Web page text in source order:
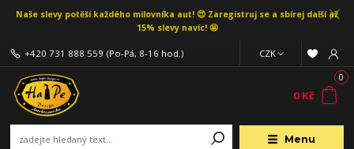
Naše slevy potěší každého milovníka aut! 😍 Zaregistruj se a sbírej další až
15% slevy navíc! 🤩
Menu
CZK
+420 731 888 559 (Po-Pá, 8-16 hod.)
0
0 Kč